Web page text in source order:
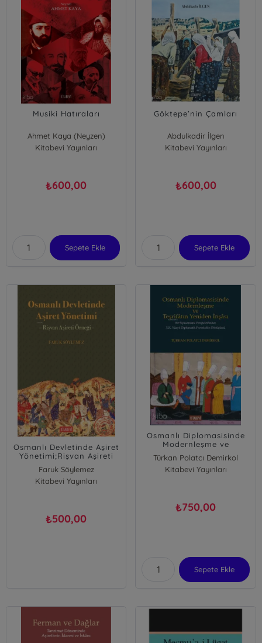
Musiki Hatıraları
Ahmet Kaya (Neyzen)
Kitabevi Yayınları
₺600,00
Sepete Ekle
Göktepe’nin Çamları
Abdulkadir İlgen
Kitabevi Yayınları
₺600,00
Sepete Ekle
Osmanlı Devletinde Aşiret
Yönetimi;Rişvan Aşireti
Örneği
Faruk Söylemez
Kitabevi Yayınları
₺500,00
Osmanlı Diplomasisinde
Modernleşme ve
Teşrifâtın Yeniden
İnşâsı;Bir Siyasetnâme
Perspektifinden XIX.
Türkan Polatcı Demirkol
Kitabevi Yayınları
₺750,00
Sepete Ekle